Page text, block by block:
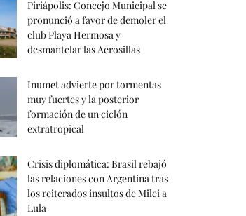
Piriápolis: Concejo Municipal se
pronunció a favor de demoler el
club Playa Hermosa y
desmantelar las Aerosillas
Inumet advierte por tormentas
muy fuertes y la posterior
formación de un ciclón
extratropical
Crisis diplomática: Brasil rebajó
las relaciones con Argentina tras
los reiterados insultos de Milei a
Lula